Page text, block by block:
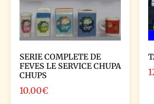
SERIE COMPLETE DE
FEVES LE SERVICE CHUPA
CHUPS
10.00€